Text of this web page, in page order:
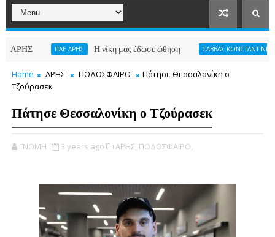
ΠΑΕ ΑΡΗΣ Η νίκη μας έδωσε ώθηση ΣΑΒΒΑΣ ΚΩΝΣΤΑΝΤΙΝΙΔΗΣ
Home ΑΡΗΣ ΠΟΔΟΣΦΑΙΡΟ
Πάτησε Θεσσαλονίκη ο
Τζούρασεκ
Πάτησε Θεσσαλονίκη ο Τζούρασεκ
ΓΝΩΜΗ 3 years ago ΑΡΗΣ, ΠΟΔΟΣΦΑΙΡΟ,